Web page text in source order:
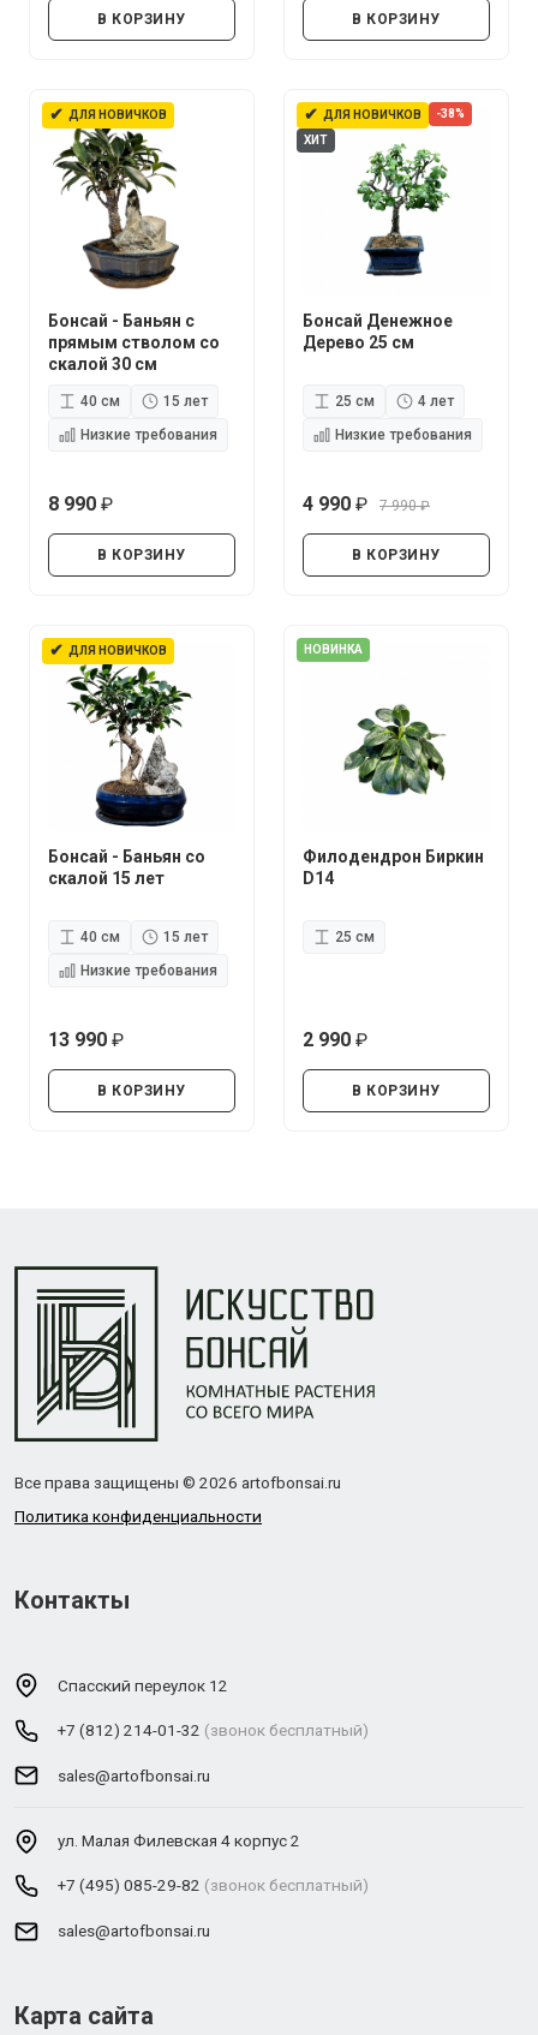
В КОРЗИНУ
В КОРЗИНУ
✔ ДЛЯ НОВИЧКОВ
Бонсай - Баньян с
прямым стволом со
скалой 30 см
40 см
15 лет
Низкие требования
8 990
В КОРЗИНУ
✔ ДЛЯ НОВИЧКОВ
-38%
ХИТ
Бонсай Денежное
Дерево 25 см
25 см
4 лет
Низкие требования
4 990
7 990
В КОРЗИНУ
✔ ДЛЯ НОВИЧКОВ
Бонсай - Баньян со
скалой 15 лет
40 см
15 лет
Низкие требования
13 990
В КОРЗИНУ
НОВИНКА
Филодендрон Биркин
D14
25 см
2 990
В КОРЗИНУ
Все права защищены © 2026 artofbonsai.ru
Политика конфиденциальности
Контакты
Спасский переулок 12
+7 (812) 214-01-32 (звонок бесплатный)
sales@artofbonsai.ru
ул. Малая Филевская 4 корпус 2
+7 (495) 085-29-82 (звонок бесплатный)
sales@artofbonsai.ru
Карта сайта